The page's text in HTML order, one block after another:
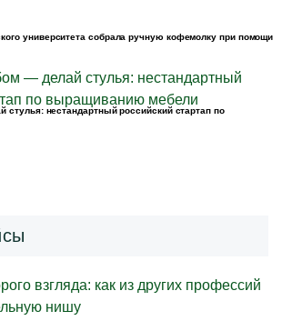
университета собрала ручную кофемолку при помощи
стулья: нестандартный российский стартап по